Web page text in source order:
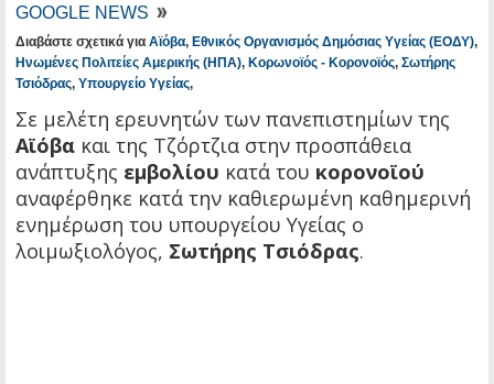
GOOGLE NEWS
Διαβάστε σχετικά για Αϊόβα, Εθνικός Οργανισμός Δημόσιας Υγείας (ΕΟΔΥ),
Ηνωμένες Πολιτείες Αμερικής (ΗΠΑ), Κορωνοϊός - Κορονοϊός, Σωτήρης
Τσιόδρας, Υπουργείο Υγείας,
Σε μελέτη ερευνητών των πανεπιστημίων της
Αϊόβα και της Τζόρτζια στην προσπάθεια
ανάπτυξης εμβολίου κατά του κορονοϊού
αναφέρθηκε κατά την καθιερωμένη καθημερινή
ενημέρωση του υπουργείου Υγείας ο
λοιμωξιολόγος, Σωτήρης Τσιόδρας.